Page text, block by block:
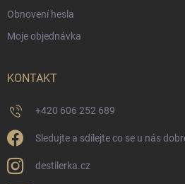
Obnovení hesla
Moje objednávka
KONTAKT
+420 606 252 689
Sledujte a sdílejte co se u nás
destilerka.cz